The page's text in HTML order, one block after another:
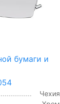
бумаги и
Чехия